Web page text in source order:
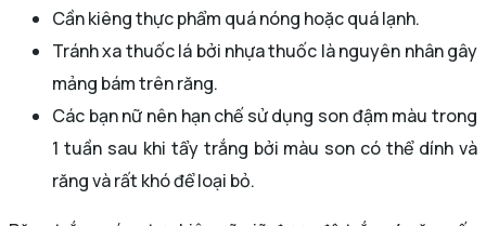
Cần kiêng thực phẩm quá nóng hoặc quá lạnh.
Tránh xa thuốc lá bởi nhựa thuốc là nguyên nhân gây
mảng bám trên răng.
Các bạn nữ nên hạn chế sử dụng son đậm màu trong
1 tuần sau khi tẩy trắng bởi màu son có thể dính và
răng và rất khó để loại bỏ.